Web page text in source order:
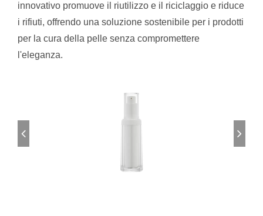
innovativo promuove il riutilizzo e il riciclaggio e riduce
i rifiuti, offrendo una soluzione sostenibile per i prodotti
per la cura della pelle senza compromettere
l'eleganza.